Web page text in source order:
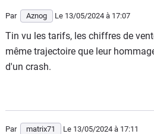
Par Aznog Le 13/05/2024 à 17:07
Tin vu les tarifs, les chiffres de
même trajectoire que leur
d'un crash.
Par matrix71 Le 13/05/2024 à 17:11